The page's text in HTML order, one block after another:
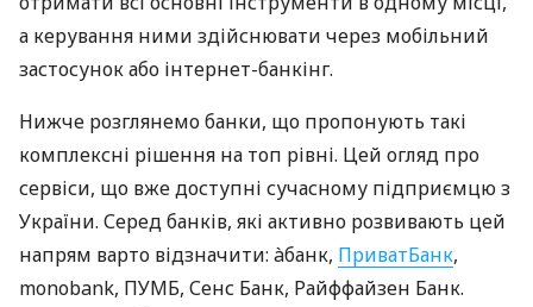
а керування ними здійснювати через мобільний
застосунок або інтернет-банкінг.
Нижче розглянемо банки, що пропонують такі
комплексні рішення на топ рівні. Цей огляд про
сервіси, що вже доступні сучасному підприємцю з
України. Серед банків, які активно розвивають цей
напрям варто відзначити: àбанк, ПриватБанк,
monobank, ПУМБ, Сенс Банк, Райффайзен Банк.